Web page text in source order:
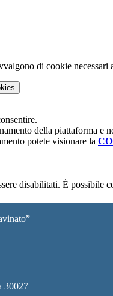
di cookie
della piattaforma e
potete visionare la
disabilitati. È possibile
30027